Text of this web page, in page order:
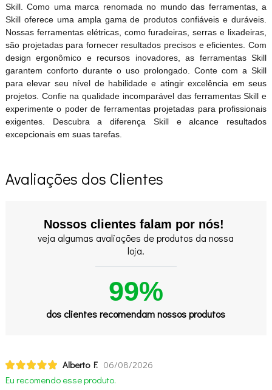
Skill. Como uma marca renomada no mundo das ferramentas, a
Skill oferece uma ampla gama de produtos confiáveis e duráveis.
Nossas ferramentas elétricas, como furadeiras, serras e lixadeiras,
são projetadas para fornecer resultados precisos e eficientes. Com
design ergonômico e recursos inovadores, as ferramentas Skill
garantem conforto durante o uso prolongado. Conte com a Skill
para elevar seu nível de habilidade e atingir excelência em seus
projetos. Confie na qualidade incomparável das ferramentas Skill e
experimente o poder de ferramentas projetadas para profissionais
exigentes. Descubra a diferença Skill e alcance resultados
excepcionais em suas tarefas.
Avaliações dos Clientes
Nossos clientes falam por nós!
veja algumas avaliações de produtos da nossa
loja.
99%
dos clientes recomendam nossos produtos
Alberto F. 06/08/2026
Eu recomendo esse produto.